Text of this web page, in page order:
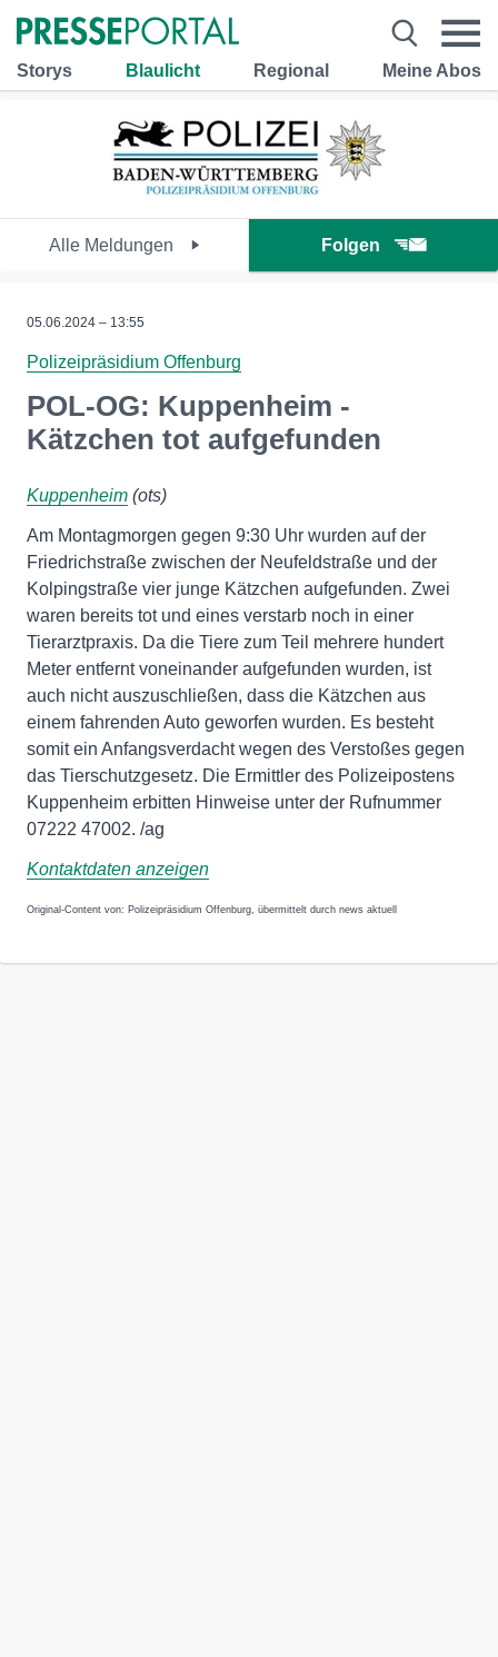
Storys Blaulicht Regional Meine Abos
Alle Meldungen Folgen
05.06.2024 – 13:55
Polizeipräsidium Offenburg
POL-OG: Kuppenheim -
Kätzchen tot aufgefunden
Kuppenheim (ots)
Am Montagmorgen gegen 9:30 Uhr wurden auf der
Friedrichstraße zwischen der Neufeldstraße und der
Kolpingstraße vier junge Kätzchen aufgefunden. Zwei
waren bereits tot und eines verstarb noch in einer
Tierarztpraxis. Da die Tiere zum Teil mehrere hundert
Meter entfernt voneinander aufgefunden wurden, ist
auch nicht auszuschließen, dass die Kätzchen aus
einem fahrenden Auto geworfen wurden. Es besteht
somit ein Anfangsverdacht wegen des Verstoßes gegen
das Tierschutzgesetz. Die Ermittler des Polizeipostens
Kuppenheim erbitten Hinweise unter der Rufnummer
07222 47002. /ag
Kontaktdaten anzeigen
Original-Content von: Polizeipräsidium Offenburg, übermittelt durch news aktuell